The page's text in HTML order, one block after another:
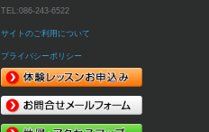
TEL:086-243-6522
サイトのご利用について
プライバシーポリシー